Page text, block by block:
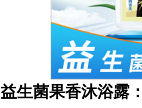
益生菌果香沐浴露